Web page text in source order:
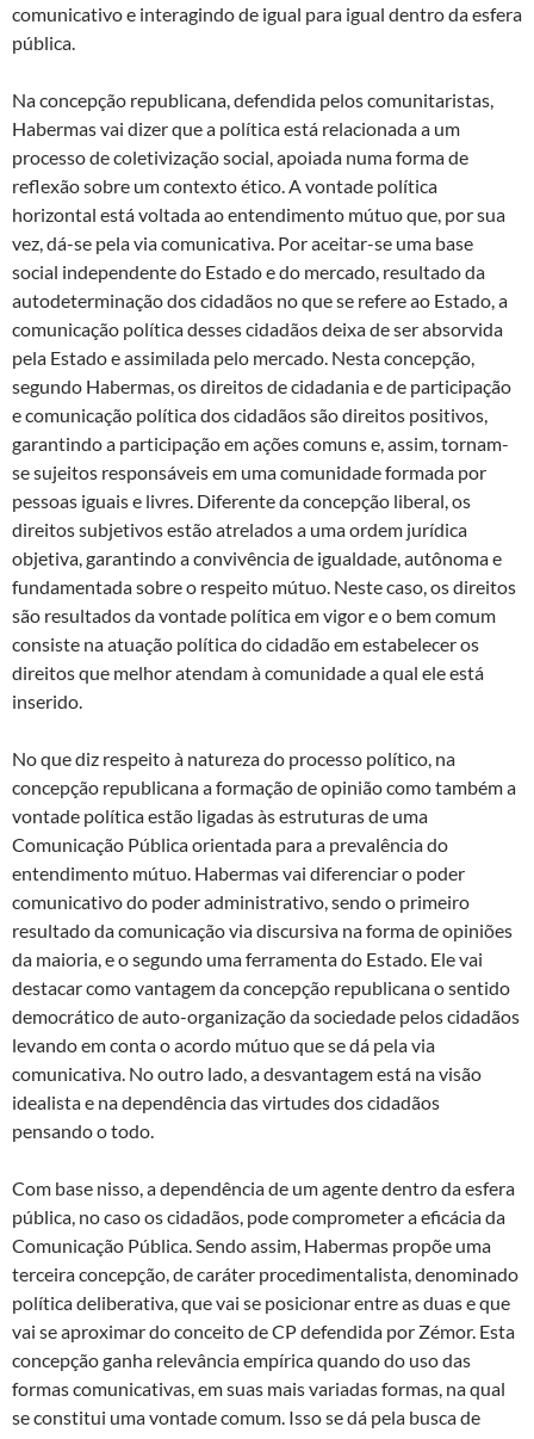
comunicativo e interagindo de igual para igual dentro da esfera
pública.
Na concepção republicana, defendida pelos comunitaristas,
Habermas vai dizer que a política está relacionada a um
processo de coletivização social, apoiada numa forma de
reflexão sobre um contexto ético. A vontade política
horizontal está voltada ao entendimento mútuo que, por sua
vez, dá-se pela via comunicativa. Por aceitar-se uma base
social independente do Estado e do mercado, resultado da
autodeterminação dos cidadãos no que se refere ao Estado, a
comunicação política desses cidadãos deixa de ser absorvida
pela Estado e assimilada pelo mercado. Nesta concepção,
segundo Habermas, os direitos de cidadania e de participação
e comunicação política dos cidadãos são direitos positivos,
garantindo a participação em ações comuns e, assim, tornam-
se sujeitos responsáveis em uma comunidade formada por
pessoas iguais e livres. Diferente da concepção liberal, os
direitos subjetivos estão atrelados a uma ordem jurídica
objetiva, garantindo a convivência de igualdade, autônoma e
fundamentada sobre o respeito mútuo. Neste caso, os direitos
são resultados da vontade política em vigor e o bem comum
consiste na atuação política do cidadão em estabelecer os
direitos que melhor atendam à comunidade a qual ele está
inserido.
No que diz respeito à natureza do processo político, na
concepção republicana a formação de opinião como também a
vontade política estão ligadas às estruturas de uma
Comunicação Pública orientada para a prevalência do
entendimento mútuo. Habermas vai diferenciar o poder
comunicativo do poder administrativo, sendo o primeiro
resultado da comunicação via discursiva na forma de opiniões
da maioria, e o segundo uma ferramenta do Estado. Ele vai
destacar como vantagem da concepção republicana o sentido
democrático de auto-organização da sociedade pelos cidadãos
levando em conta o acordo mútuo que se dá pela via
comunicativa. No outro lado, a desvantagem está na visão
idealista e na dependência das virtudes dos cidadãos
pensando o todo.
Com base nisso, a dependência de um agente dentro da esfera
pública, no caso os cidadãos, pode comprometer a eficácia da
Comunicação Pública. Sendo assim, Habermas propõe uma
terceira concepção, de caráter procedimentalista, denominado
política deliberativa, que vai se posicionar entre as duas e que
vai se aproximar do conceito de CP defendida por Zémor. Esta
concepção ganha relevância empírica quando do uso das
formas comunicativas, em suas mais variadas formas, na qual
se constitui uma vontade comum. Isso se dá pela busca de